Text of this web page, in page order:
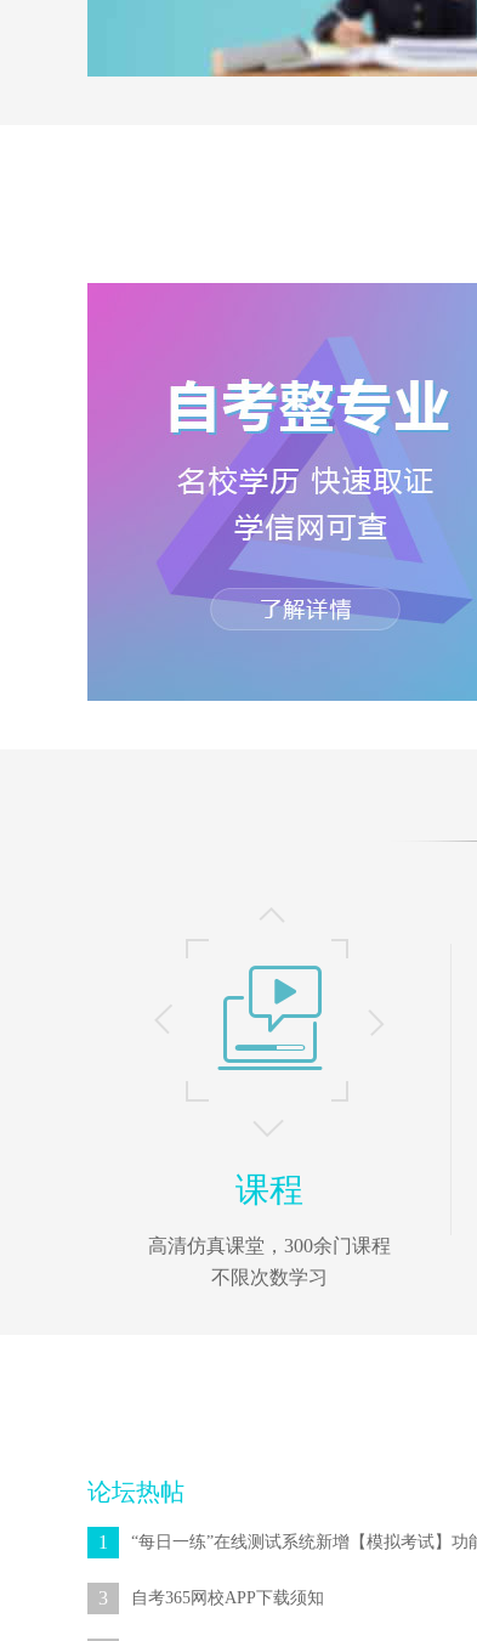
课程
高清仿真课堂，300余门课程
不限次数学习
论坛热帖
1
3 自考365网校APP下载须知